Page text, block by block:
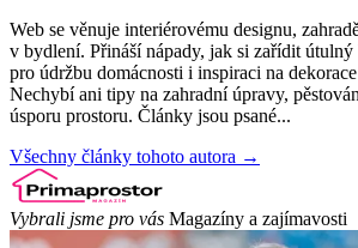
Web se věnuje interiérovému designu,
v bydlení. Přináší nápady, jak si zařídit
pro údržbu domácnosti i inspiraci na
Nechybí ani tipy na zahradní úpravy,
úsporu prostoru. Články jsou psané...
Všechny články tohoto autora →
Vybrali jsme pro vás Magazíny a zajímavosti